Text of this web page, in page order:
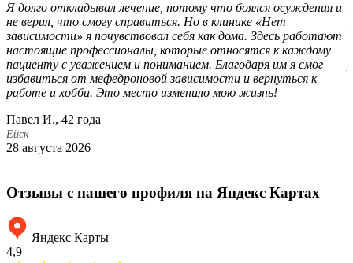
Я долго откладывал лечение, потому что боялся осуждения и
не верил, что смогу справиться. Но в клинике «Нет
зависимости» я почувствовал себя как дома. Здесь работают
настоящие профессионалы, которые относятся к каждому
пациенту с уважением и пониманием. Благодаря им я смог
избавиться от мефедроновой зависимости и вернуться к
работе и хобби. Это место изменило мою жизнь!
Павел И., 42 года
Ейск
28 августа 2026
Отзывы с нашего профиля на Яндекс Картах
Яндекс Карты
4,9